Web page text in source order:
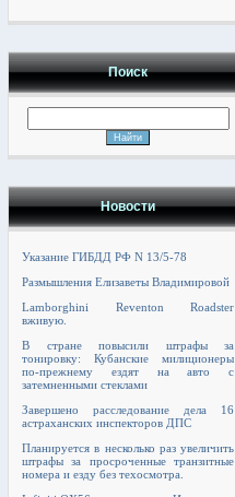
Поиск
Новости
Указание ГИБДД РФ N 13/5-78
Размышления Елизаветы Владимировой
Lamborghini Reventon Roadster
вживую.
В стране повысили штрафы за
тонировку: Кубанские милиционеры
по-прежнему ездят на авто с
затемненными стеклами
Завершено расследование дела 16
астраханских инспекторов ДПС
Планируется в несколько раз увеличить
штрафы за просроченные транзитные
номера и езду без техосмотра.